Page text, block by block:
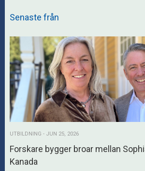
Senaste från
UTBILDNING - JUN 25, 2026
Forskare bygger broar mellan
Kanada